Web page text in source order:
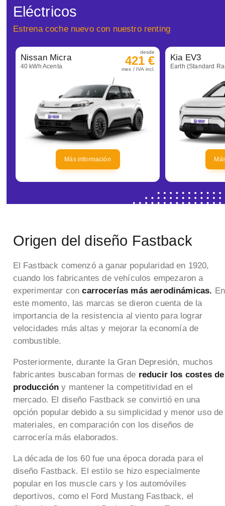
Eléctricos
Estrena coche nuevo con nuestro renting
Nissan Micra
40 kWh Acenta
desde
421 €
mes / IVA incl.
Más información
Kia EV3
Earth (Standard
Origen del diseño Fastback
El Fastback comenzó a ganar popularidad en 1920,
cuando los fabricantes de vehículos empezaron a
experimentar concarrocerías más aerodinámicas. En
este momento, las marcas se dieron cuenta de la
importancia de la resistencia al viento para lograr
velocidades más altas y mejorar la economía de
combustible.
Posteriormente, durante la Gran Depresión, muchos
fabricantes buscaban formas de reducir los costes de
produccióny mantener la competitividad en el
mercado. El diseño Fastback se convirtió en una
opción popular debido a su simplicidad y menor uso de
materiales, en comparación con los diseños de
carrocería más elaborados.
La década de los 60 fue una época dorada para el
diseño Fastback. El estilo se hizo especialmente
popular en los muscle cars y los automóviles
deportivos, como el Ford Mustang Fastback, el